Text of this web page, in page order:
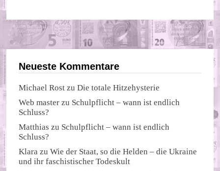
Neueste Kommentare
Michael Rost zuDie totale Hitzehysterie
Web master zu Schulpflicht – wann ist endlich
Schluss?
Matthias zu Schulpflicht – wann ist endlich
Schluss?
Klara zuWie der Staat, so die Helden – die Ukraine
und ihr faschistischer Todeskult